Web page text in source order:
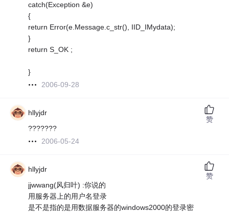
catch(Exception &e)
{
return Error(e.Message.c_str(), IID_IMydata);
}
return S_OK ;
}
2006-09-28
hllyjdr
???????
2006-05-24
赞
hllyjdr
jjwwang(风归叶) :你说的
用服务器上的用户名登录
是不是指的是用数据服务器的windows2000的登录密
赞